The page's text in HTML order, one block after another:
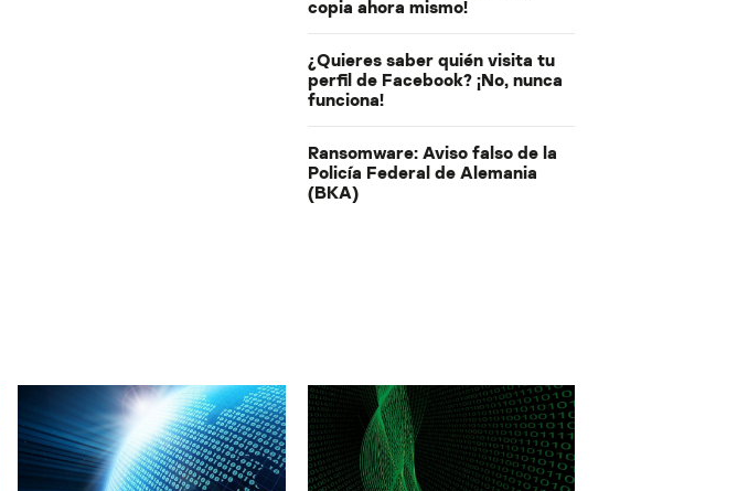
copia ahora mismo!
¿Quieres saber quién visita tu
perfil de Facebook? ¡No, nunca
funciona!
Ransomware: Aviso falso de la
Policía Federal de Alemania
(BKA)